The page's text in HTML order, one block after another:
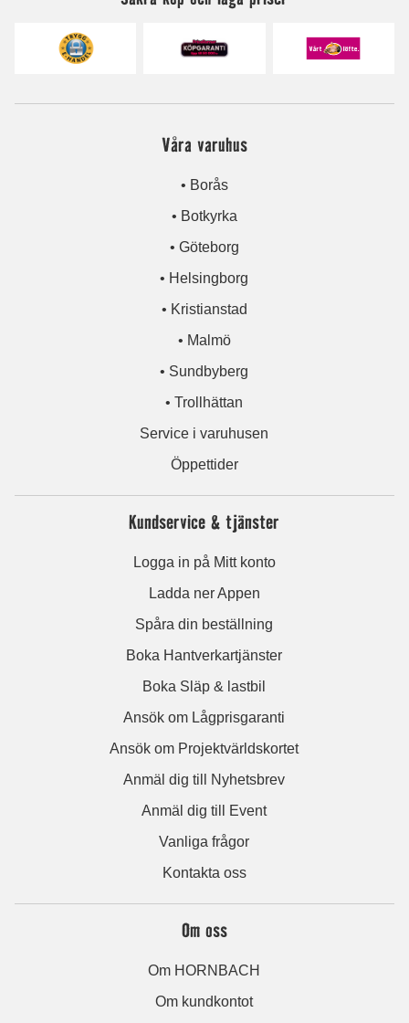
Våra varuhus
• Borås
• Botkyrka
• Göteborg
• Helsingborg
• Kristianstad
• Malmö
• Sundbyberg
• Trollhättan
Service i varuhusen
Öppettider
Kundservice & tjänster
Logga in på Mitt konto
Ladda ner Appen
Spåra din beställning
Boka Hantverkartjänster
Boka Släp & lastbil
Ansök om Lågprisgaranti
Ansök om Projektvärldskortet
Anmäl dig till Nyhetsbrev
Anmäl dig till Event
Vanliga frågor
Kontakta oss
Om oss
Om HORNBACH
Om kundkontot